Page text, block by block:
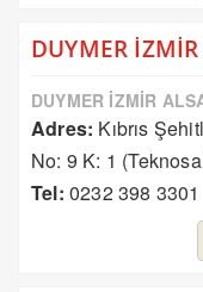
DUYMER
DUYMER İZMİR
Adres: Kıbrıs
No: 9 K: 1
Tel: 0232 398 3301